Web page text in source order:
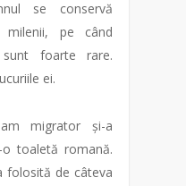
se conservă
milenii, pe când
foarte rare.
ei.
migrator și-a
toaletă romană.
folosită de câteva